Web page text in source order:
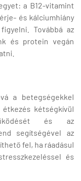
a B12-vitamint
és kálciumhiány
Továbbá az
és protein vegán
a betegségekkel
kétségkívül
és az
segítségével az
fel, ha ráadásul
és